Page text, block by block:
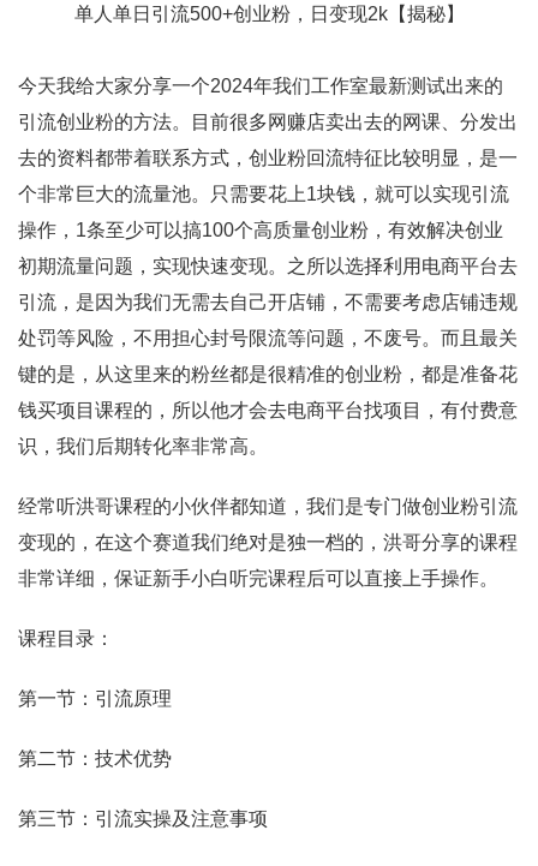
今天我给大家分享一个2024年我们工作室最新测试出来的
引流创业粉的方法。目前很多网赚店卖出去的网课、分发出
去的资料都带着联系方式，创业粉回流特征比较明显，是一
个非常巨大的流量池。只需要花上1块钱，就可以实现引流
操作，1条至少可以搞100个高质量创业粉，有效解决创业
初期流量问题，实现快速变现。之所以选择利用电商平台去
引流，是因为我们无需去自己开店铺，不需要考虑店铺违规
处罚等风险，不用担心封号限流等问题，不废号。而且最关
键的是，从这里来的粉丝都是很精准的创业粉，都是准备花
钱买项目课程的，所以他才会去电商平台找项目，有付费意
识，我们后期转化率非常高。
经常听洪哥课程的小伙伴都知道，我们是专门做创业粉引流
变现的，在这个赛道我们绝对是独一档的，洪哥分享的课程
非常详细，保证新手小白听完课程后可以直接上手操作。
课程目录：
第一节：引流原理
第二节：技术优势
第三节：引流实操及注意事项